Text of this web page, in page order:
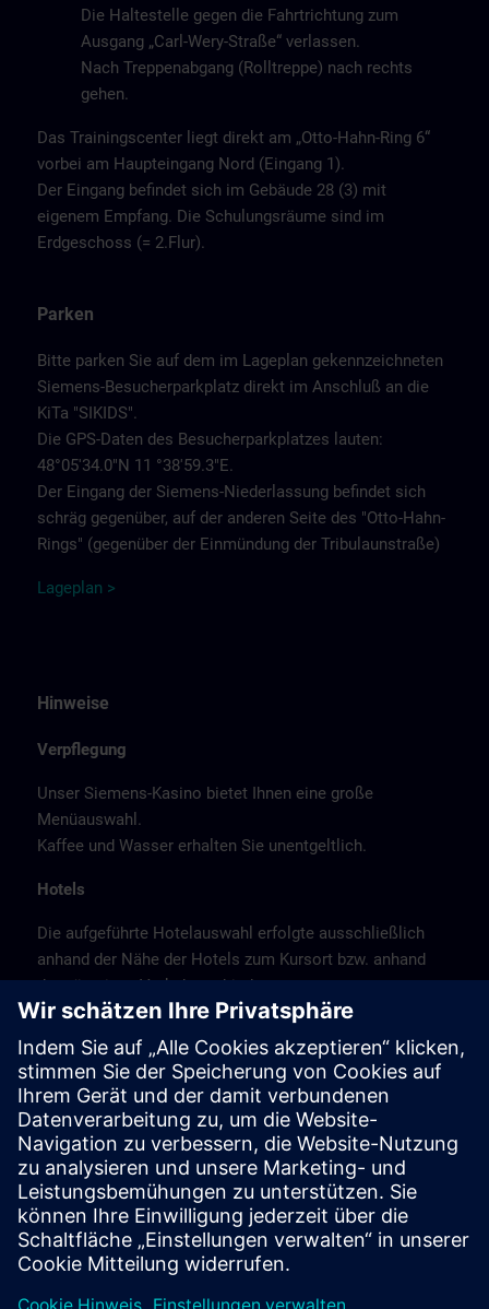
Die Haltestelle gegen die Fahrtrichtung zum
Ausgang „Carl-Wery-Straße“ verlassen.
Nach Treppenabgang (Rolltreppe) nach rechts
gehen.
Das Trainingscenter liegt direkt am „Otto-Hahn-Ring 6“
vorbei am Haupteingang Nord (Eingang 1).
Der Eingang befindet sich im Gebäude 28 (3) mit
eigenem Empfang. Die Schulungsräume sind im
Erdgeschoss (= 2.Flur).
Parken
Bitte parken Sie auf dem im Lageplan gekennzeichneten
Siemens-Besucherparkplatz direkt im Anschluß an die
KiTa "SIKIDS".
Die GPS-Daten des Besucherparkplatzes lauten:
48°05'34.0"N 11 °38'59.3"E.
Der Eingang der Siemens-Niederlassung befindet sich
schräg gegenüber, auf der anderen Seite des "Otto-Hahn-
Rings" (gegenüber der Einmündung der Tribulaunstraße)
Lageplan >
Hinweise
Verpflegung
Unser Siemens-Kasino bietet Ihnen eine große
Menüauswahl.
Kaffee und Wasser erhalten Sie unentgeltlich.
Hotels
Die aufgeführte Hotelauswahl erfolgte ausschließlich
anhand der Nähe der Hotels zum Kursort bzw. anhand
der günstigen Verkehrsanbindung zum
Veranstaltungsort.
Es handelt sich hierbei nicht um Siemens-
Vertragshotels, daher können wir für die Qualität der
Hotels keine Gewähr übernehmen.
Bitte beachten Sie, dass München Messestadt ist.
Buchen Sie daher frühzeitig.
Stornierung
Bitte stornieren Sie schriftlich.